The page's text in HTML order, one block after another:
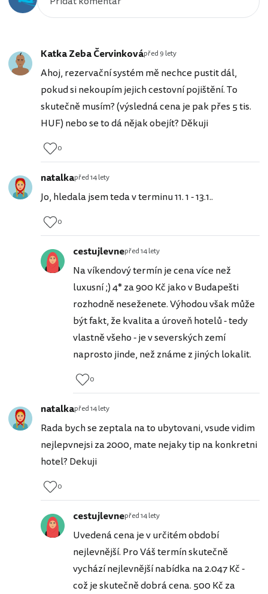
Katka Zeba Červinkovápřed 9 lety
Ahoj, rezervační systém mě nechce pustit dál,
pokud si nekoupím jejich cestovní pojištění. To
skutečně musím? (výsledná cena je pak přes 5 tis.
HUF) nebo se to dá nějak obejít? Děkuji
0
natalkapřed 14 lety
Jo, hledala jsem teda v terminu 11. 1 - 13.1..
0
cestujlevnepřed 14 lety
Na víkendový termín je cena více než
luxusní ;) 4* za 900 Kč jako v Budapešti
rozhodně neseženete. Výhodou však může
být fakt, že kvalita a úroveň hotelů - tedy
vlastně všeho - je v severských zemí
naprosto jinde, než známe z jiných lokalit.
0
natalkapřed 14 lety
Rada bych se zeptala na to ubytovani, vsude vidim
nejlepvnejsi za 2000, mate nejaky tip na konkretni
hotel? Dekuji
0
cestujlevnepřed 14 lety
Uvedená cena je v určitém období
nejlevnější. Pro Váš termín skutečně
vychází nejlevnější nabídka na 2.047 Kč -
což je skutečně dobrá cena. 500 Kč za